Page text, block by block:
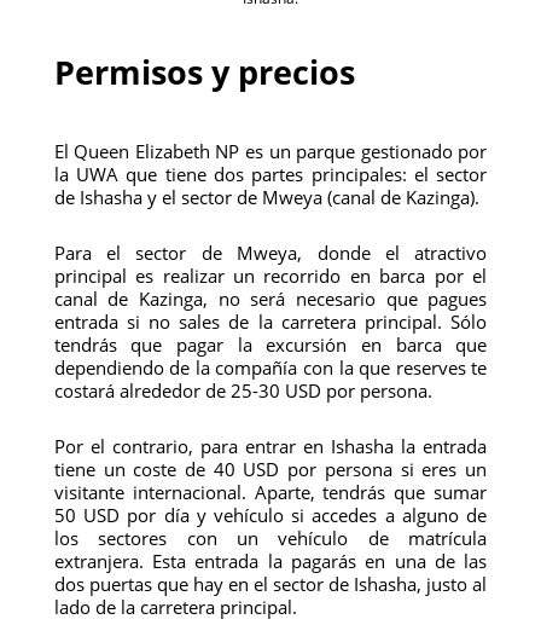
Permisos y precios
El Queen Elizabeth NP es un parque gestionado por
la UWA que tiene dos partes principales: el sector
de Ishasha y el sector de Mweya (canal de Kazinga).
Para el sector de Mweya, donde el atractivo
principal es realizar un recorrido en barca por el
canal de Kazinga, no será necesario que pagues
entrada si no sales de la carretera principal. Sólo
tendrás que pagar la excursión en barca que
dependiendo de la compañía con la que reserves te
costará alrededor de 25-30 USD por persona.
Por el contrario, para entrar en Ishasha la entrada
tiene un coste de 40 USD por persona si eres un
visitante internacional. Aparte, tendrás que sumar
50 USD por día y vehículo si accedes a alguno de
los sectores con un vehículo de matrícula
extranjera. Esta entrada la pagarás en una de las
dos puertas que hay en el sector de Ishasha, justo al
lado de la carretera principal.